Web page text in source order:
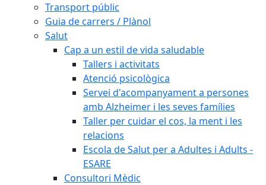
Transport públic
Guia de carrers / Plànol
Salut
Cap a un estil de vida saludable
Tallers i activitats
Atenció psicològica
Servei d'acompanyament a persones
amb Alzheimer i les seves famílies
Taller per cuidar el cos, la ment i les
relacions
Escola de Salut per a Adultes i Adults -
ESARE
Consultori Mèdic